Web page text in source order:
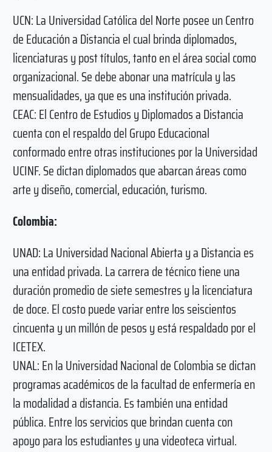
UCN: La Universidad Católica del Norte posee un Centro
de Educación a Distancia el cual brinda diplomados,
licenciaturas y post títulos, tanto en el área social como
organizacional. Se debe abonar una matrícula y las
mensualidades, ya que es una institución privada.
CEAC: El Centro de Estudios y Diplomados a Distancia
cuenta con el respaldo del Grupo Educacional
conformado entre otras instituciones por la Universidad
UCINF. Se dictan diplomados que abarcan áreas como
arte y diseño, comercial, educación, turismo.
Colombia:
UNAD: La Universidad Nacional Abierta y a Distancia es
una entidad privada. La carrera de técnico tiene una
duración promedio de siete semestres y la licenciatura
de doce. El costo puede variar entre los seiscientos
cincuenta y un millón de pesos y está respaldado por el
ICETEX.
UNAL: En la Universidad Nacional de Colombia se dictan
programas académicos de la facultad de enfermería en
la modalidad a distancia. Es también una entidad
pública. Entre los servicios que brindan cuenta con
apoyo para los estudiantes y una videoteca virtual.